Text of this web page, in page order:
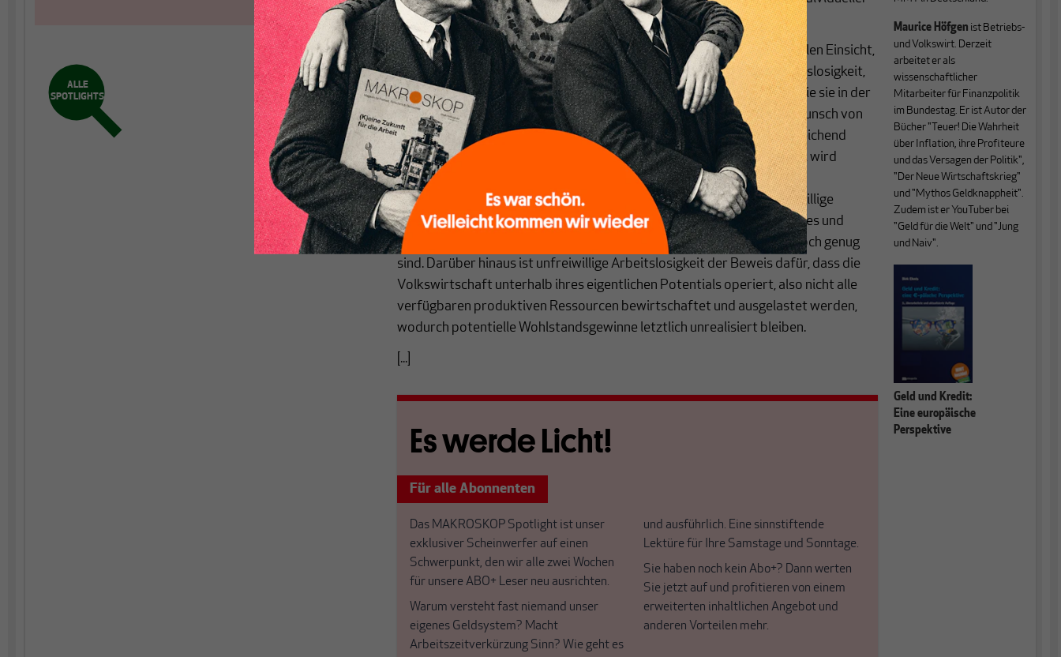
ALLE
SPOTLIGHTS
Wettbewerbsfähigkeit.
Die Job-Garantie (JG) ist der logische Fortsatz der für die MMT zentralen Einsicht,
dass eine Währung das Monopol eines Staates ist. Unfreiwillige Arbeitslosigkeit,
definiert als Zahl von Personen, die erfolglos nach Arbeit suchen, für die sie in der
staatlichen Währung bezahlt werden, ist der Beweis dafür, dass der Wunsch von
Währungsnutzern, staatliche Währung zu halten vom Staat nicht ausreichend
nachgekommen wird. Da der Staat die alleinige Quelle der Währung ist, wird
offensichtlich, dass unfreiwillige Arbeitslosigkeit letztlich nur in der
Verantwortung des Staates liegen kann. Mit anderen Worten: Unfreiwillige
Arbeitslosigkeit ist eine wirtschaftspolitische Entscheidung des Staates und
folglich die ultimative Evidenz dafür, dass die Staatsausgaben nicht hoch genug
sind. Darüber hinaus ist unfreiwillige Arbeitslosigkeit der Beweis dafür, dass die
Volkswirtschaft unterhalb ihres eigentlichen Potentials operiert, also nicht alle
verfügbaren produktiven Ressourcen bewirtschaftet und ausgelastet werden,
wodurch potentielle Wohlstandsgewinne letztlich unrealisiert bleiben.
[...]
Es werde Licht!
Für alle Abonnenten
Das MAKROSKOP Spotlight ist unser
exklusiver Scheinwerfer auf einen
Schwerpunkt, den wir alle zwei Wochen
für unsere ABO+ Leser neu ausrichten.
Warum versteht fast niemand unser
eigenes Geldsystem? Macht
Arbeitszeitverkürzung Sinn? Wie geht es
und ausführlich. Eine sinnstiftende
Lektüre für Ihre Samstage und Sonntage.
Sie haben noch kein Abo+? Dann werten
Sie jetzt auf und profitieren von einem
erweiterten inhaltlichen Angebot und
anderen Vorteilen mehr.
Maurice Höfgen ist Betriebs-
und Volkswirt. Derzeit
arbeitet er als
wissenschaftlicher
Mitarbeiter für Finanzpolitik
im Bundestag. Er ist Autor der
Bücher " Teuer! Die Wahrheit
über Inflation, ihre Profiteure
und das Versagen der Politik",
"Der Neue Wirtschaftskrieg"
und "Mythos Geldknappheit".
Zudem ist er YouTuber bei
"Geld für die Welt" und "Jung
und Naiv".
Geld und Kredit:
Eine europäische
Perspektive